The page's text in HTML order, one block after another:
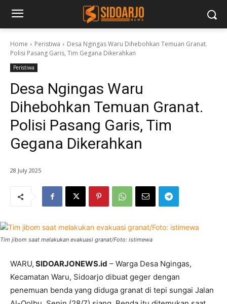
Home Peristiwa
Desa Ngingas Waru Dihebohkan Temuan Granat.
Polisi Pasang Garis, Tim Gegana Dikerahkan
Peristiwa
Desa Ngingas Waru
Dihebohkan Temuan Granat.
Polisi Pasang Garis, Tim
Gegana Dikerahkan
28 July 2025
Tim jibom saat melakukan evakuasi granat/Foto: istimewa
WARU, SIDOARJONEWS.id – Warga Desa Ngingas,
Kecamatan Waru, Sidoarjo dibuat geger dengan
penemuan benda yang diduga granat di tepi sungai Jalan